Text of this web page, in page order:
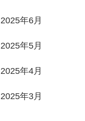
2025年6月
2025年5月
2025年4月
2025年3月